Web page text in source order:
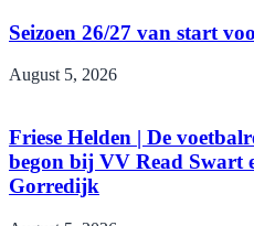
Seizoen 26/27 van start
August 5, 2026
Friese Helden | De
begon bij VV Read Swart
Gorredijk